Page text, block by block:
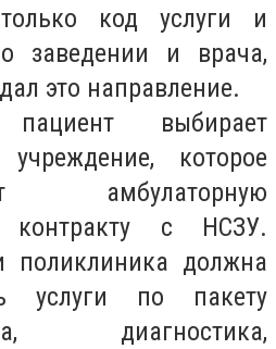
только код услуги и
заведении и врача,
это направление.
выбирает
которое
амбулаторную
с НСЗУ.
поликлиника должна
услуги по пакету
диагностика,